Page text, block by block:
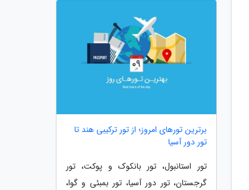
برترین تورهای امروز؛ از تور ترکیبی هند تا
تور دور آسیا
تور استانبول، تور بانکوک و پوکت، تور
گرجستان، تور دور آسیا، تور بمبئی و گوا،